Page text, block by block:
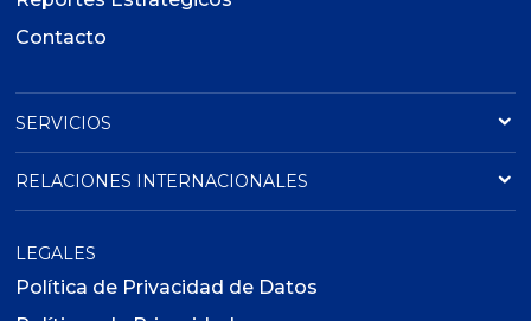
Contacto
SERVICIOS
RELACIONES INTERNACIONALES
LEGALES
Política de Privacidad de Datos